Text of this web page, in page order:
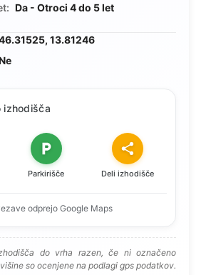
Da - Otroci 4 do 5 let
13.81246
izhodišča
Parkirišče Deli izhodišče
odprejo Google Maps
do vrha razen, če ni označeno
so ocenjene na podlagi gps podatkov.